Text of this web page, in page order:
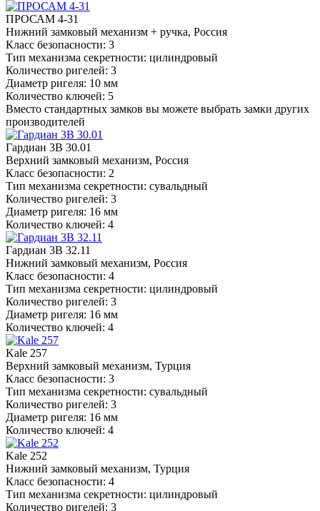
ПРОСАМ 4-31
Нижний замковый механизм + ручка, Россия
Класс безопасности: 3
Тип механизма секретности: цилиндровый
Количество ригелей: 3
Диаметр ригеля: 10 мм
Количество ключей: 5
Вместо стандартных замков вы можете выбрать замки других
производителей
Гардиан 3В 30.01
Верхний замковый механизм, Россия
Класс безопасности: 2
Тип механизма секретности: сувальдный
Количество ригелей: 3
Диаметр ригеля: 16 мм
Количество ключей: 4
Гардиан 3В 32.11
Нижний замковый механизм, Россия
Класс безопасности: 4
Тип механизма секретности: цилиндровый
Количество ригелей: 3
Диаметр ригеля: 16 мм
Количество ключей: 4
Kale 257
Верхний замковый механизм, Турция
Класс безопасности: 3
Тип механизма секретности: сувальдный
Количество ригелей: 3
Диаметр ригеля: 16 мм
Количество ключей: 4
Kale 252
Нижний замковый механизм, Турция
Класс безопасности: 4
Тип механизма секретности: цилиндровый
Количество ригелей: 3